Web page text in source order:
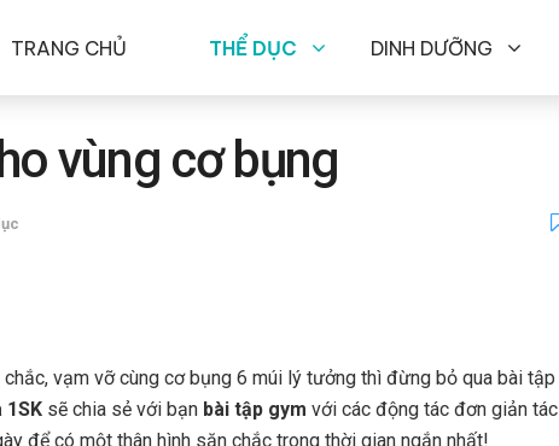
TRANG CHỦ THỂ DỤC DINH DƯỠNG
vùng cơ bụng
vạm vỡ cùng cơ bụng 6 múi lý tưởng thì đừng bỏ qua bài tập
1SK sẽ chia sẻ với bạn bài tập gym với các động tác đơn giản tác
để có một thân hình săn chắc trong thời gian ngắn nhất!